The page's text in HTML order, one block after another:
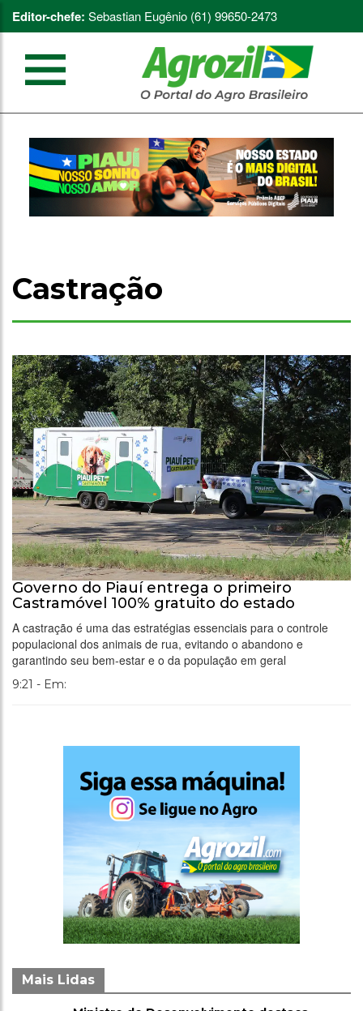
Editor-chefe: Sebastian Eugênio (61) 99650-2473
Castração
Governo do Piauí entrega o primeiro
Castramóvel 100% gratuito do estado
A castração é uma das estratégias essenciais para o controle
populacional dos animais de rua, evitando o abandono e
garantindo seu bem-estar e o da população em geral
9:21 - Em:
Mais Lidas